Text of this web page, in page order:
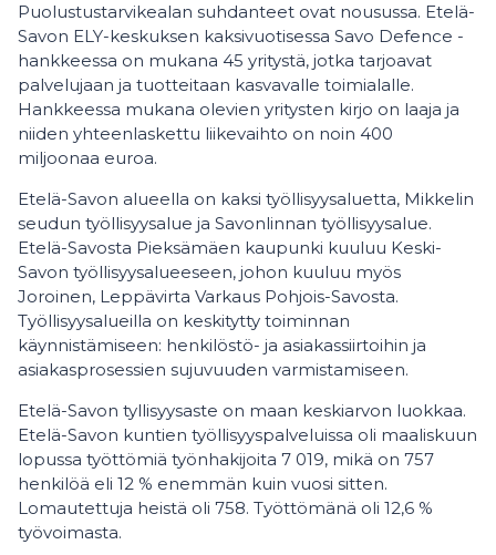
Puolustustarvikealan suhdanteet ovat nousussa. Etelä-
Savon ELY-keskuksen kaksivuotisessa Savo Defence -
hankkeessa on mukana 45 yritystä, jotka tarjoavat
palvelujaan ja tuotteitaan kasvavalle toimialalle.
Hankkeessa mukana olevien yritysten kirjo on laaja ja
niiden yhteenlaskettu liikevaihto on noin 400
miljoonaa euroa.
Etelä-Savon alueella on kaksi työllisyysaluetta, Mikkelin
seudun työllisyysalue ja Savonlinnan työllisyysalue.
Etelä-Savosta Pieksämäen kaupunki kuuluu Keski-
Savon työllisyysalueeseen, johon kuuluu myös
Joroinen, Leppävirta Varkaus Pohjois-Savosta.
Työllisyysalueilla on keskitytty toiminnan
käynnistämiseen: henkilöstö- ja asiakassiirtoihin ja
asiakasprosessien sujuvuuden varmistamiseen.
Etelä-Savon tyllisyysaste on maan keskiarvon luokkaa.
Etelä-Savon kuntien työllisyyspalveluissa oli maaliskuun
lopussa työttömiä työnhakijoita 7 019, mikä on 757
henkilöä eli 12 % enemmän kuin vuosi sitten.
Lomautettuja heistä oli 758. Työttömänä oli 12,6 %
työvoimasta.